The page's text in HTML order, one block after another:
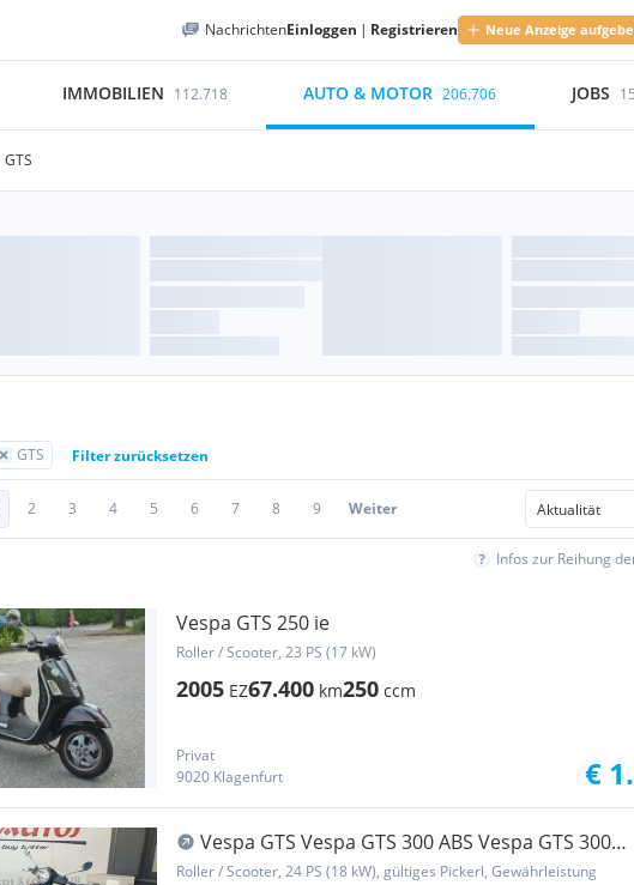
NachrichtenEinloggen | Registrieren Neue Anzeige
IMMOBILIEN 112.718 AUTO & MOTOR 206.706 JOBS
GTS
GTS Filter zurücksetzen
2 3 4 5 6 7 8 9 Weiter
Infos zur Reihung
Vespa GTS 250 ie
Roller / Scooter, 23 PS (17 kW)
2005 EZ67.400 km250 ccm
Privat
9020 Klagenfurt
€
Vespa GTS Vespa GTS 300 ABS Vespa GTS 300
ABS Super
Roller / Scooter, 24 PS (18 kW), gültiges Pickerl, Gewährleistung